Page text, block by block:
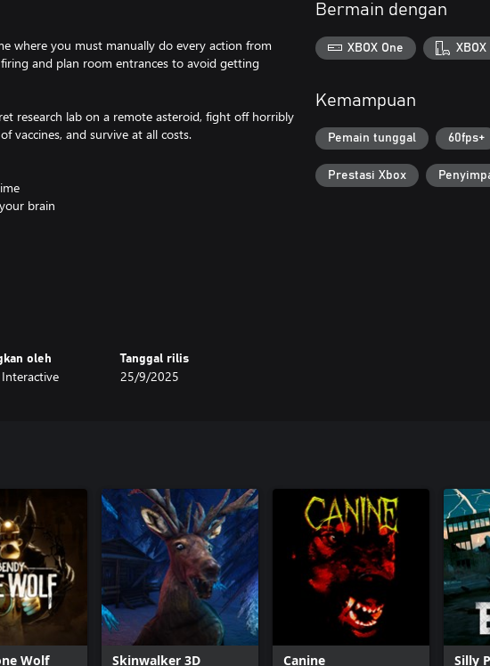
where you must manually do every action from
and plan room entrances to avoid getting
research lab on a remote asteroid, fight off horribly
vaccines, and survive at all costs.
brain
oleh Tanggal rilis
25/9/2025
Bermain dengan
XBOX One
Kemampuan
Pemain tunggal 60fps+
Prestasi Xbox
Wolf Skinwalker 3D Canine Silly